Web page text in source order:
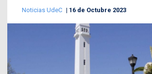
Noticias UdeC 16 de Octubre 2023